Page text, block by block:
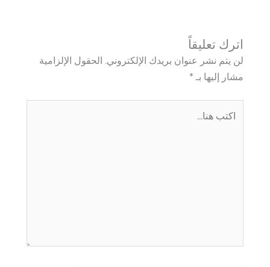
اترك تعليقاً
لن يتم نشر عنوان بريدك الإلكتروني. الحقول الإلزامية
مشار إليها بـ *
هنا...